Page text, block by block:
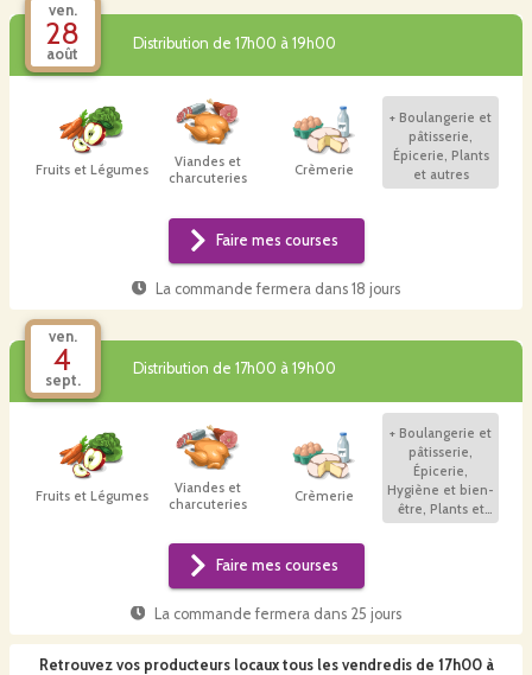
ven.
28
août
Distribution de 17h00 à 19h00
Fruits et Légumes
Viandes et
charcuteries
Crèmerie
+ Boulangerie et
pâtisserie,
Épicerie, Plants
et autres
Faire mes courses
La commande fermera dans18 jours
ven.
4
sept.
Distribution de 17h00 à 19h00
Fruits et Légumes
Viandes et
charcuteries
Crèmerie
+ Boulangerie et
pâtisserie,
Épicerie,
Hygiène et bien-
être, Plants et
autres
Faire mes courses
La commande fermera dans 25 jours
Retrouvez vos producteurs locaux tous les vendredis de 17h00 à